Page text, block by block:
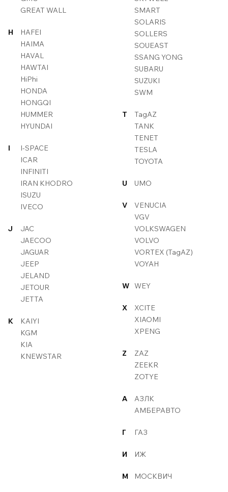
GREAT WALL
H
HAFEI
HAIMA
HAVAL
HAWTAI
HiPhi
HONDA
HONGQI
HUMMER
HYUNDAI
I
I-SPACE
ICAR
INFINITI
IRAN KHODRO
ISUZU
IVECO
J
JAC
JAECOO
JAGUAR
JEEP
JELAND
JETOUR
JETTA
K
KAIYI
KGM
KIA
KNEWSTAR
SMART
SOLARIS
SOLLERS
SOUEAST
SSANG YONG
SUBARU
SUZUKI
SWM
T
TagAZ
TANK
TENET
TESLA
TOYOTA
U UMO
V
VENUCIA
VGV
VOLKSWAGEN
VOLVO
VORTEX (TagAZ)
VOYAH
W WEY
X
XCITE
XIAOMI
XPENG
Z
ZAZ
ZEEKR
ZOTYE
А
АЗЛК
АМБЕРАВТО
Г ГАЗ
И ИЖ
М МОСКВИЧ